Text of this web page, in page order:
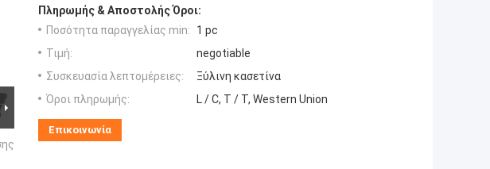
Πληρωμής & Αποστολής Όροι:
Ποσότητα παραγγελίας min:
1 pc
Τιμή:
negotiable
Συσκευασία λεπτομέρειες:
Ξύλινη κασετίνα
Όροι πληρωμής:
L / C, T / T, Western Union
Επικοινωνία